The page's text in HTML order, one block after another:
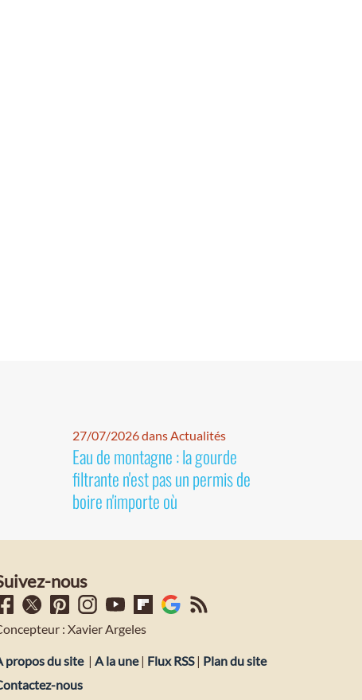
27/07/2026 dans Actualités
Eau de montagne : la gourde
filtrante n'est pas un permis de
boire n'importe où
nous
: Xavier Argeles
propos du site | A la une| Flux RSS| Plan du site
nous